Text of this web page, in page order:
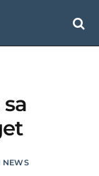
NEWS